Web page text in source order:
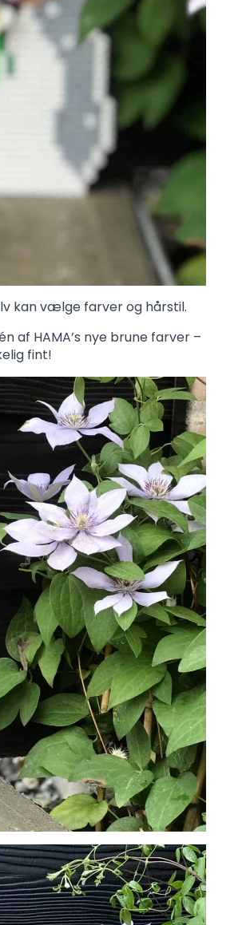
kan vælge farver og hårstil.
af HAMA’s nye brune farver –
fint!